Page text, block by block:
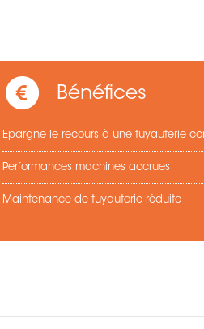
Bénéfices
Epargne le recours à une tuyauterie
Performances machines accrues
Maintenance de tuyauterie réduite